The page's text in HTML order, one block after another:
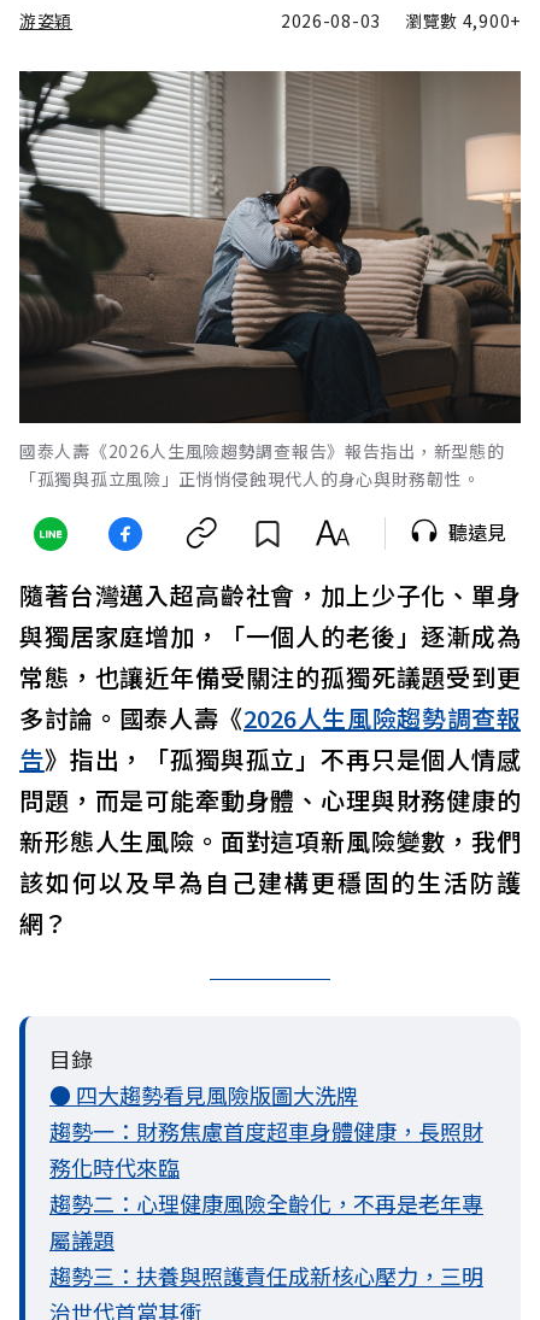
游姿穎 2026-08-03 瀏覽數 4,900+
國泰人壽《2026人生風險趨勢調查報告》報告指出，新型態的
「孤獨與孤立風險」正悄悄侵蝕現代人的身心與財務韌性。
聽遠見
隨著台灣邁入超高齡社會，加上少子化、單身
與獨居家庭增加，「一個人的老後」逐漸成為
常態，也讓近年備受關注的孤獨死議題受到更
多討論。國泰人壽《2026人生風險趨勢調查報
告》指出，「孤獨與孤立」不再只是個人情感
問題，而是可能牽動身體、心理與財務健康的
新形態人生風險。面對這項新風險變數，我們
該如何以及早為自己建構更穩固的生活防護
網？
目錄
● 四大趨勢看見風險版圖大洗牌
趨勢一：財務焦慮首度超車身體健康，長照財
務化時代來臨
趨勢二：心理健康風險全齡化，不再是老年專
屬議題
趨勢三：扶養與照護責任成新核心壓力，三明
治世代首當其衝